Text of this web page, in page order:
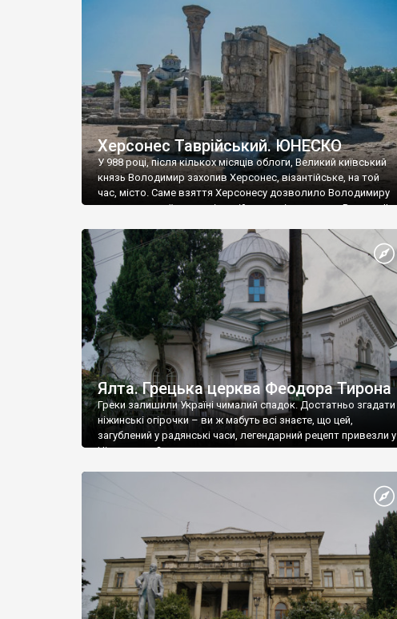
візантійської доби. Раритети викрадені з фондів об’єкту
культурної спадщини ЮНЕСКО «Херсонеса Таврійського».
Офіційно – на виставку «Золото Візантії», але експерти та
влада в Україні вважають це лише […]
Херсонес Таврійський. ЮНЕСКО
У 988 році, після кількох місяців облоги, Великий київський
князь Володимир захопив Херсонес, візантійське, на той
час, місто. Саме взяття Херсонесу дозволило Володимиру
диктувати свої умови візантійському імператору Василю ІІ,
Херсонесі Володимир-язичник, став Василем-
християнином. А потім було Хрещення Русі. На честь
Херсонесу Таврійського названо місто […]
Ялта. Грецька церква Феодора Тирона
Греки залишили Україні чималий спадок. Достатньо згадати
ніжинські огірочки – ви ж мабуть всі знаєте, що цей,
загублений у радянські часи, легендарний рецепт привезли у
Ніжин греки?